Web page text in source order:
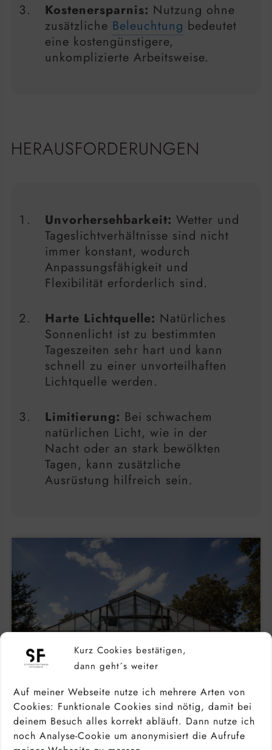
Kurz Cookies bestätigen,
dann geht´s weiter
Auf meiner Webseite nutze ich mehrere Arten von
Cookies: Funktionale Cookies sind nötig, damit bei
deinem Besuch alles korrekt abläuft. Dann nutze ich
noch Analyse-Cookie um anonymisiert die Aufrufe
Kostenersparnis: Nutzung ohne
zusätzliche Beleuchtung bedeutet
eine kostengünstigere,
unkomplizierte Arbeitsweise.
HERAUSFORDERUNGEN
Unvorhersehbarkeit: Wetter und
Tageslichtverhältnisse sind nicht
immer konstant, wodurch
Anpassungsfähigkeit und
Flexibilität erforderlich sind.
Harte Lichtquelle: Natürliches
Sonnenlicht ist zu bestimmten
Tageszeiten sehr hart und kann
schnell zu einer unvorteilhaften
Lichtquelle werden.
Limitierung: Bei schwachem
natürlichen Licht, wie in der
Nacht oder an stark bewölkten
Tagen, kann zusätzliche
Ausrüstung hilfreich sein.
Dieses Foto wurde in der harten Mittagssonne
aufgenommen.